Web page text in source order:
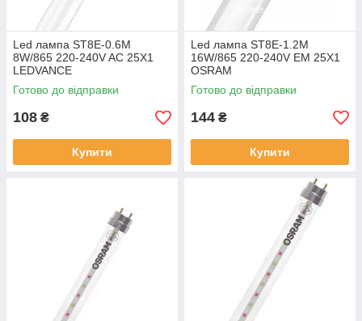
Led лампа ST8E-0.6M
8W/865 220-240V AC 25X1
LEDVANCE
Готово до відправки
108 ₴
Купити
Led лампа ST8E-1.2M
16W/865 220-240V EM 25X1
OSRAM
Готово до відправки
144 ₴
Купити